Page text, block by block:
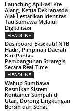
Launching Aplikasi Kre
Alang, Ketua Dekranasda
Ajak Lestarikan Identitas
Tau Samawa Melalui
Digitalisasi
HEADLINE
Dashboard Eksekutif NTB
Hadir, Pimpinan Daerah
Kini Pantau
Pembangunan Strategis
Secara Real-Time
HEADLINE
Wabup Sumbawa
Resmikan Sistem
Kontainer Sampah di
Utan, Dorong Lingkungan
Bersih dan Sehat